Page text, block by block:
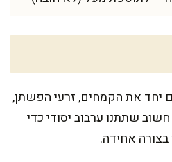
יחד את הקמחים, זרעי הפשתן,
שתתנו ערבוב יסודי כדי
אחידה.